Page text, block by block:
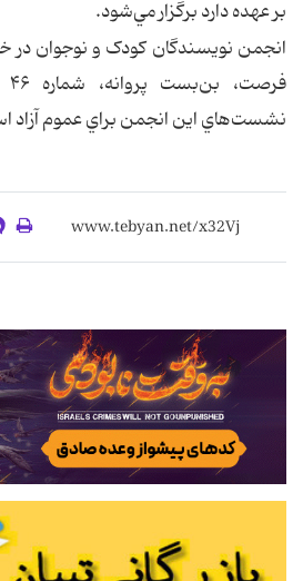
بر عهده دارد برگزار مي‌شود.
انجمن نویسندگان کودک و نوجوان در
نشست‌هاي اين انجمن براي عموم آزاد